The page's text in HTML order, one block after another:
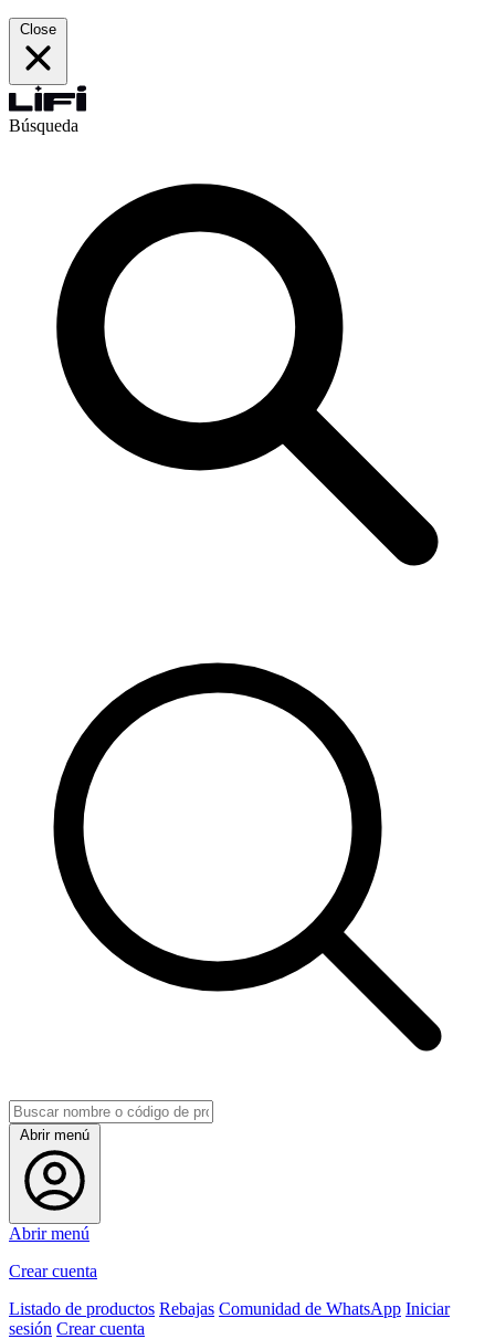
Close
Búsqueda
Abrir menú
Abrir menú
Crear cuenta
Listado de productos Rebajas Comunidad de WhatsApp Iniciar
sesión Crear cuenta